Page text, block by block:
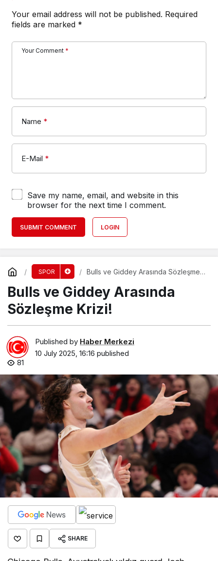
Your email address will not be published. Required
fields are marked *
Your Comment *
Name *
E-Mail *
Save my name, email, and website in this
browser for the next time I comment.
SUBMIT COMMENT LOGIN
SPOR
Bulls ve Giddey Arasında Sözleşme
Bulls ve Giddey Arasında
Sözleşme Krizi!
Published by Haber Merkezi
10 July 2025, 16:16 published
81
SHARE